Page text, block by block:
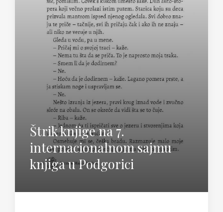
Štrik knjige na 7.
internacionalnom sajmu
knjiga u Podgorici